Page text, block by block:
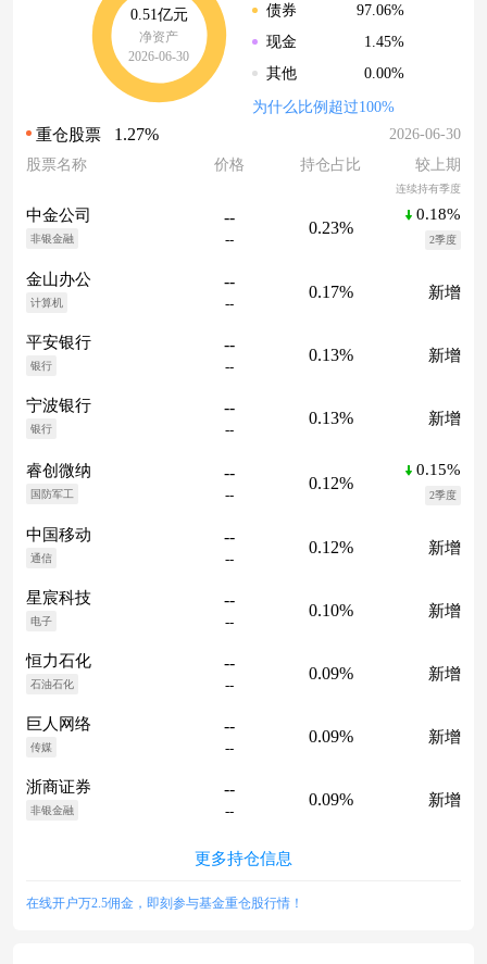
0.51亿元
净资产
2026-06-30
债券
97.06%
现金
1.45%
其他
0.00%
为什么比例超过100%
重仓股票 1.27%
2026-06-30
股票名称
价格 持仓占比 较上期
连续持有季度
中金公司
非银金融
--
--
0.23%
0.18%
2季度
金山办公
计算机
--
--
0.17% 新增
平安银行
银行
--
--
0.13% 新增
宁波银行
银行
--
--
0.13% 新增
睿创微纳
国防军工
--
--
0.12%
0.15%
2季度
中国移动
通信
--
--
0.12% 新增
星宸科技
电子
--
--
0.10% 新增
恒力石化
石油石化
--
--
0.09% 新增
巨人网络
传媒
--
--
0.09% 新增
浙商证券
非银金融
--
--
0.09% 新增
更多持仓信息
在线开户万2.5佣金，即刻参与基金重仓股行情！